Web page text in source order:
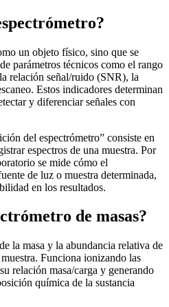
un objeto físico, sino que se
parámetros técnicos como el rango
relación señal/ruido (SNR), la
Estos indicadores determinan
y diferenciar señales con
del espectrómetro” consiste en
espectros de una muestra. Por
se mide cómo el
de luz o muestra determinada,
en los resultados.
de masas?
la masa y la abundancia relativa de
Funciona ionizando las
relación masa/carga y generando
química de la sustancia